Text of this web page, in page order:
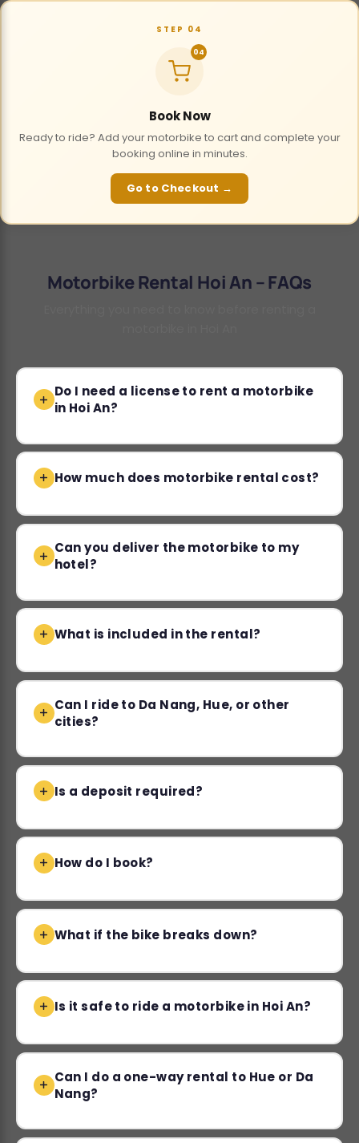
STEP 04
04
Book Now
Ready to ride? Add your motorbike to cart and complete your
booking online in minutes.
Go to Checkout →
Motorbike Rental Hoi An – FAQs
Do I need a license to rent a motorbike
in Hoi An?
How much does motorbike rental cost?
Can you deliver the motorbike to my
hotel?
What is included in the rental?
Can I ride to Da Nang, Hue, or other
cities?
Is a deposit required?
How do I book?
What if the bike breaks down?
Is it safe to ride a motorbike in Hoi An?
Can I do a one-way rental to Hue or Da
Nang?